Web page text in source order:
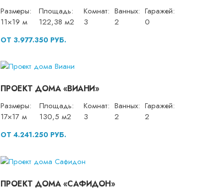
Размеры:
11×19 м
Площадь:
122,38 м2
Комнат:
3
Ванных:
2
Гаражей:
0
ОТ 3.977.350 РУБ.
ПРОЕКТ ДОМА «ВИАНИ»
Размеры:
17×17 м
Площадь:
130,5 м2
Комнат:
3
Ванных:
2
Гаражей:
2
ОТ 4.241.250 РУБ.
ПРОЕКТ ДОМА «САФИДОН»